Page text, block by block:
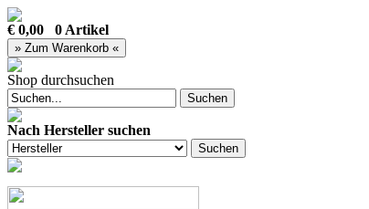
€ 0,00 0 Artikel
Shop durchsuchen
Nach Hersteller suchen